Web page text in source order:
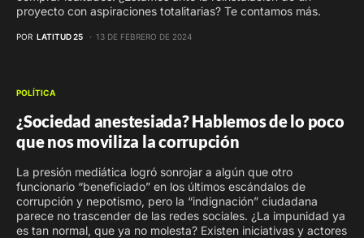
proyecto con aspiraciones totalitarias? Te contamos más.
POR LATITUD 25 13 DE FEBRERO DE 2024
POLÍTICA
¿Sociedad anestesiada? Hablemos de lo poco
que nos moviliza la corrupción
La presión mediática logró sonrojar a algún que otro
funcionario “beneficiado” en los últimos escándalos de
corrupción y nepotismo, pero la “indignación” ciudadana
parece no trascender de las redes sociales. ¿La impunidad ya
es tan normal, que ya no molesta? Existen iniciativas y actores